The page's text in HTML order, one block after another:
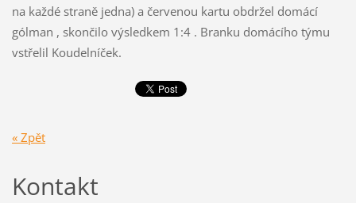
na každé straně jedna) a červenou kartu obdržel domácí
gólman , skončilo výsledkem 1:4 . Branku domácího týmu
vstřelil Koudelníček.
« Zpět
Kontakt